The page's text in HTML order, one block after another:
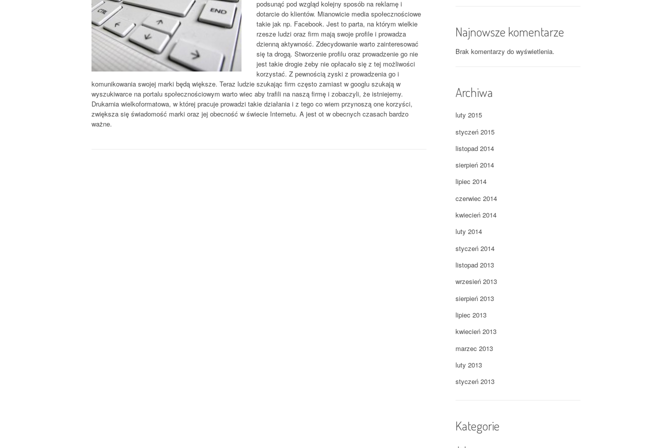
podsunąć pod wzgląd kolejny sposób na reklamę i
dotarcie do klientów. Mianowicie media społecznościowe
takie jak np. Facebook. Jest to parta, na którym wielkie
rzesze ludzi oraz firm mają swoje profile i prowadza
dzienną aktywność. Zdecydowanie warto zainteresować
się ta drogą. Stworzenie profilu oraz prowadzenie go nie
jest takie drogie żeby nie opłacało się z tej możliwości
korzystać. Z pewnością zyski z prowadzenia go i
komunikowania swojej marki będą większe. Teraz ludzie szukając firm często zamiast w googlu szukają w
wyszukiwarce na portalu społecznościowym warto wiec aby trafili na naszą firmę i zobaczyli, że istniejemy.
Drukarnia wielkoformatowa, w której pracuje prowadzi takie działania i z tego co wiem przynoszą one korzyści,
zwiększa się świadomość marki oraz jej obecność w świecie Internetu. A jest ot w obecnych czasach bardzo
ważne.
Najnowsze komentarze
Brak komentarzy do wyświetlenia.
Archiwa
luty 2015
styczeń 2015
listopad 2014
sierpień 2014
lipiec 2014
czerwiec 2014
kwiecień 2014
luty 2014
styczeń 2014
listopad 2013
wrzesień 2013
sierpień 2013
lipiec 2013
kwiecień 2013
marzec 2013
luty 2013
styczeń 2013
Kategorie